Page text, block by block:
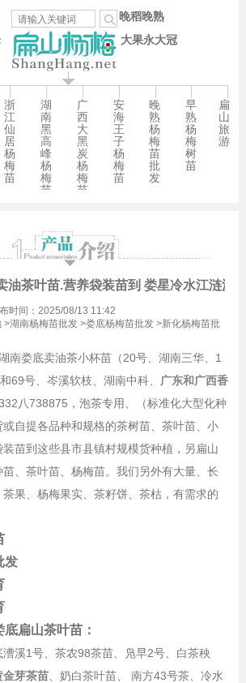
晚稻晚熟
大果永大冠
浙
江
仙
居
杨
梅
苗
湖
南
黑
高
峰
杨
梅
苗
广
西
大
黑
炭
杨
梅
苗
安
海
王
子
杨
梅
苗
晚
熟
杨
梅
苗
批
发
早
熟
杨
梅
树
苗
扁
山
旅
游
油茶叶苗.营养袋装苗到 娄星冷水江涟源
时间：2025/08/13 11:42
>湖南杨梅苗批发>娄底杨梅苗批发>新化杨梅苗批
南娄底卖油茶小杯苗（20号、湖南三华、1
69号、岑溪软枝、湖南中科、 广东和广西香
八738875，泡茶专用、（标准化大型化种
自提各品种和规格的茶树苗、茶叶苗、小
苗到这些县市县镇村规模货种植，另扁山
、茶叶苗、杨梅苗。我们另外有大量、长
果、杨梅果实、茶籽饼、茶枯，有需求的
扁山茶叶苗：
溪1号、茶农98茶苗、凫早2号、白茶秧
金芽茶苗、奶白茶叶苗、 南方43号茶、冷水